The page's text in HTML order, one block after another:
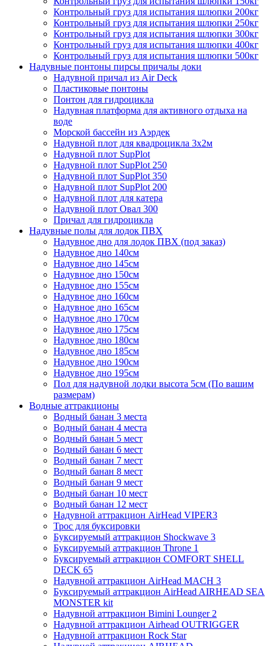
Контрольный груз для испытания шлюпки 200кг
Контрольный груз для испытания шлюпки 250кг
Контрольный груз для испытания шлюпки 300кг
Контрольный груз для испытания шлюпки 400кг
Контрольный груз для испытания шлюпки 500кг
Надувные понтоны пирсы причалы доки
Надувной причал из Air Deck
Пластиковые понтоны
Понтон для гидроцикла
Надувная платформа для активного отдыха на
воде
Морской бассейн из Аэрдек
Надувной плот для квадроцикла 3х2м
Надувной плот SupPlot
Надувной плот SupPlot 250
Надувной плот SupPlot 350
Надувной плот SupPlot 200
Надувной плот для катера
Надувной плот Овал 300
Причал для гидроцикла
Надувные полы для лодок ПВХ
Надувное дно для лодок ПВХ (под заказ)
Надувное дно 140см
Надувное дно 145см
Надувное дно 150см
Надувное дно 155см
Надувное дно 160см
Надувное дно 165см
Надувное дно 170см
Надувное дно 175см
Надувное дно 180см
Надувное дно 185см
Надувное дно 190см
Надувное дно 195см
Пол для надувной лодки высота 5см (По вашим
размерам)
Водные аттракционы
Водный банан 3 места
Водный банан 4 места
Водный банан 5 мест
Водный банан 6 мест
Водный банан 7 мест
Водный банан 8 мест
Водный банан 9 мест
Водный банан 10 мест
Водный банан 12 мест
Надувной аттракцион AirHead VIPER3
Трос для буксировки
Буксируемый аттракцион Shockwave 3
Буксируемый аттракцион Throne 1
Буксируемый аттракцион COMFORT SHELL
DECK 65
Надувной аттракцион AirHead MACH 3
Буксируемый аттракцион AirHead AIRHEAD SEA
MONSTER kit
Надувной аттракцион Bimini Lounger 2
Надувной аттракцион Airhead OUTRIGGER
Надувной аттракцион Rock Star